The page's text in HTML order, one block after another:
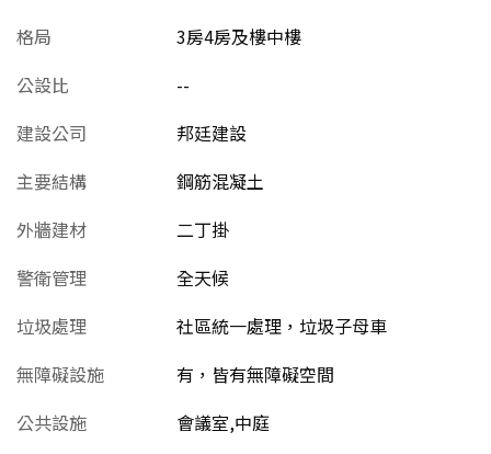
格局
3房4房及樓中樓
公設比
--
建設公司
邦廷建設
主要結構
鋼筋混凝土
外牆建材
二丁掛
警衛管理
全天候
垃圾處理
社區統一處理，垃圾子母車
無障礙設施
有，皆有無障礙空間
公共設施
會議室,中庭